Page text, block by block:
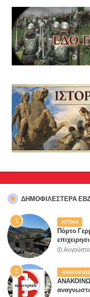
ΔΗΜΟΦΙΛΈΣΤΕΡΑ
ΑΤΤΙΚΗ
Πόρτο
ετοιμάζουν